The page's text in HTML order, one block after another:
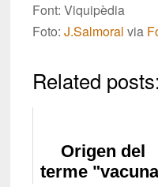
Font: Viquipèdia
Foto:J.Salmoral via
Related posts:
Origen del
terme